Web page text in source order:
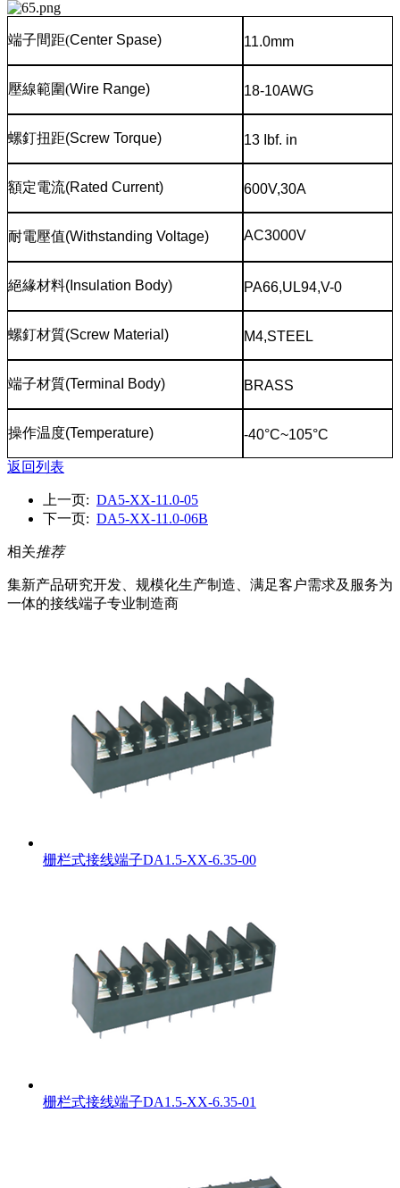
端子間距(Center Spase) 11.0mm
壓線範圍(Wire Range) 18-10AWG
螺釘扭距(Screw Torque) 13 Ibf. in
額定電流(Rated Current) 600V,30A
耐電壓值(Withstanding Voltage) AC3000V
絕緣材料(Insulation Body) PA66,UL94,V-0
螺釘材質(Screw Material) M4,STEEL
端子材質(TerminaI Body) BRASS
操作温度(Temperature) -40°C~105°C
返回列表
上一页: DA5-XX-11.0-05
下一页: DA5-XX-11.0-06B
相关推荐
集新产品研究开发、规模化生产制造、满足客户需求及服务为
一体的接线端子专业制造商
栅栏式接线端子DA1.5-XX-6.35-00
栅栏式接线端子DA1.5-XX-6.35-01